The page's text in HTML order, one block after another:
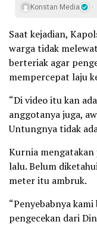
Konstan Media
Saat kejadian,
warga tidak
berteriak agar
mempercepat laju
“Di video itu kan
anggotanya juga,
Untungnya tidak
Kurnia
lalu. Belum
meter itu ambruk.
“Penyebabnya
pengecekan dari